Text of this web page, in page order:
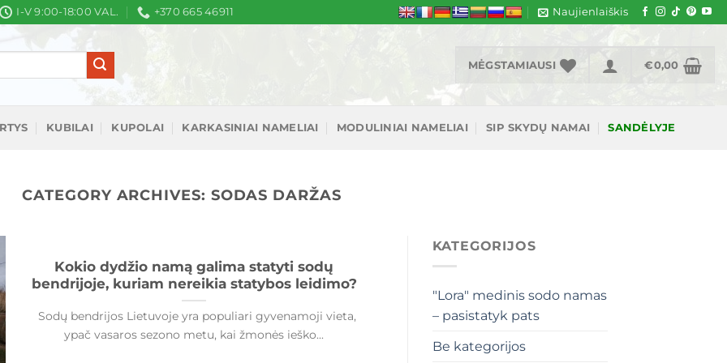
I-V 9:00-18:00 VAL. +370 665 46911 Naujienlaiškis
MĖGSTAMIAUSI €0,00
KUBILAI KUPOLAI KARKASINIAI NAMELIAI MODULINIAI NAMELIAI SIP SKYDŲ NAMAI SANDĖLYJE
CATEGORY ARCHIVES: SODAS DARŽAS
Kokio dydžio namą galima statyti sodų
bendrijoje, kuriam nereikia statybos leidimo?
Sodų bendrijos Lietuvoje yra populiari gyvenamoji vieta,
ypač vasaros sezono metu, kai žmonės ieško...
KATEGORIJOS
"Lora" medinis sodo namas
– pasistatyk pats
Be kategorijos